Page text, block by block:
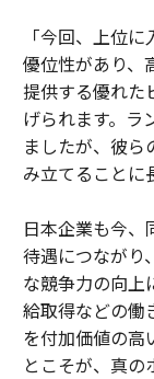
「今回、上位
優位性があり、
提供する優れた
げられます。ラ
ましたが、彼
み立てることに
日本企業も今、
待遇につながり
な競争力の向上
給取得などの働
を付加価値の高
とこそが、真の